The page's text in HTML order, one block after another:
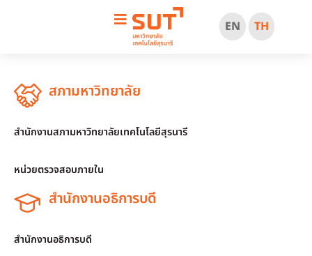
EN TH
สภามหาวิทยาลัย
สำนักงานสภามหาวิทยาลัยเทคโนโลยีสุรนารี
หน่วยตรวจสอบภายใน
สำนักงานอธิการบดี
สำนักงานอธิการบดี